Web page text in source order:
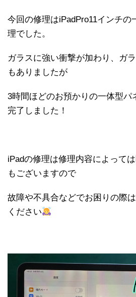
今回の修理はiPadPro11インチの
理でした。
ガラスに強い衝撃が加わり、ガ
もありましたが
3時間ほどのお預かりの一体型パ
完了しました！
iPadの修理は修理内容によって
もございますので
故障や不具合などでお困りの際
ください